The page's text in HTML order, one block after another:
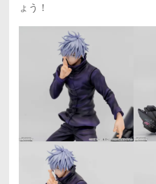
ょう！